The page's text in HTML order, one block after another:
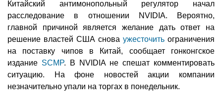
Китайский антимонопольный регулятор начал
расследование в отношении NVIDIA. Вероятно,
главной причиной является желание дать ответ на
решение властей США снова ужесточить ограничения
на поставку чипов в Китай, сообщает гонконгское
издание SCMP. В NVIDIA не спешат комментировать
ситуацию. На фоне новостей акции компании
незначительно упали на торгах в понедельник.